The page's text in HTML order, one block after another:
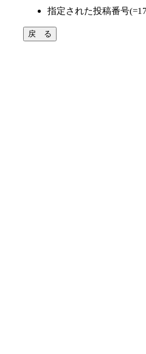
指定された投稿番号